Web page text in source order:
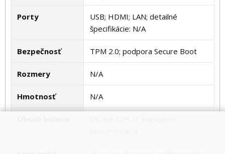
Porty
USB; HDMI; LAN; detailné
špecifikácie: N/A
Bezpečnosť TPM 2.0; podpora Secure Boot
Rozmery N/A
Hmotnosť N/A